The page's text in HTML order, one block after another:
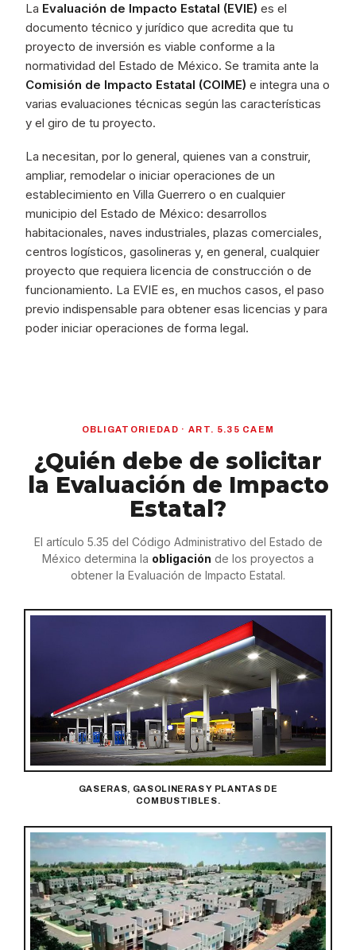
La Evaluación de Impacto Estatal (EVIE) es el
documento técnico y jurídico que acredita que tu
proyecto de inversión es viable conforme a la
normatividad del Estado de México. Se tramita ante la
Comisión de Impacto Estatal (COIME) e integra una o
varias evaluaciones técnicas según las características
y el giro de tu proyecto.
La necesitan, por lo general, quienes van a construir,
ampliar, remodelar o iniciar operaciones de un
establecimiento en Villa Guerrero o en cualquier
municipio del Estado de México: desarrollos
habitacionales, naves industriales, plazas comerciales,
centros logísticos, gasolineras y, en general, cualquier
proyecto que requiera licencia de construcción o de
funcionamiento. La EVIE es, en muchos casos, el paso
previo indispensable para obtener esas licencias y para
poder iniciar operaciones de forma legal.
OBLIGATORIEDAD · ART. 5.35 CAEM
¿Quién debe de solicitar
la Evaluación de Impacto
Estatal?
El artículo 5.35 del Código Administrativo del Estado de
México determina la obligación de los proyectos a
obtener la Evaluación de Impacto Estatal.
GASERAS, GASOLINERAS Y PLANTAS DE
COMBUSTIBLES.